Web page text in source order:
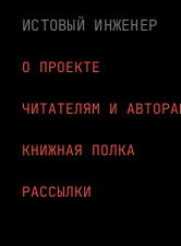
ИСТОВЫЙ ИНЖЕНЕР
О ПРОЕКТЕ
ЧИТАТЕЛЯМ И
КНИЖНАЯ ПОЛКА
РАССЫЛКИ